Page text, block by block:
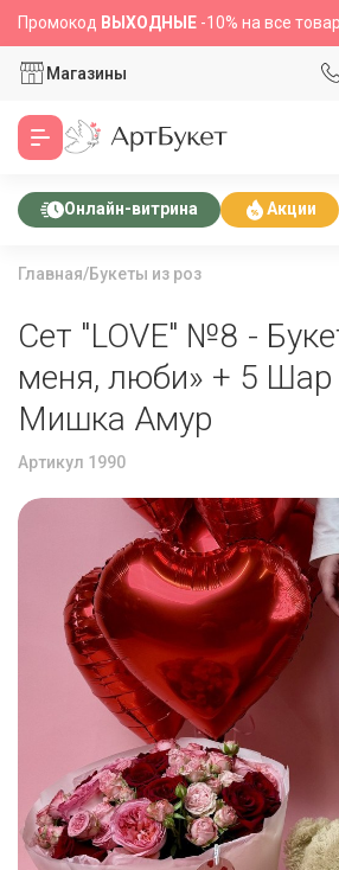
Промокод ВЫХОДНЫЕ -10% на все
Магазины
Онлайн-витрина Акции
Главная/Букеты из роз
Сет "LOVE" №8 -
меня, люби» + 5 Шар
Мишка Амур
Артикул 1990